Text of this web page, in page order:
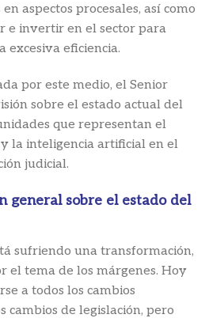
aspectos procesales, así como
e invertir en el sector para
excesiva eficiencia.
por este medio, el Senior
sobre el estado actual del
que representan el
la inteligencia artificial en el
judicial.
general sobre el estado del
sufriendo una transformación,
el tema de los márgenes. Hoy
a todos los cambios
cambios de legislación, pero